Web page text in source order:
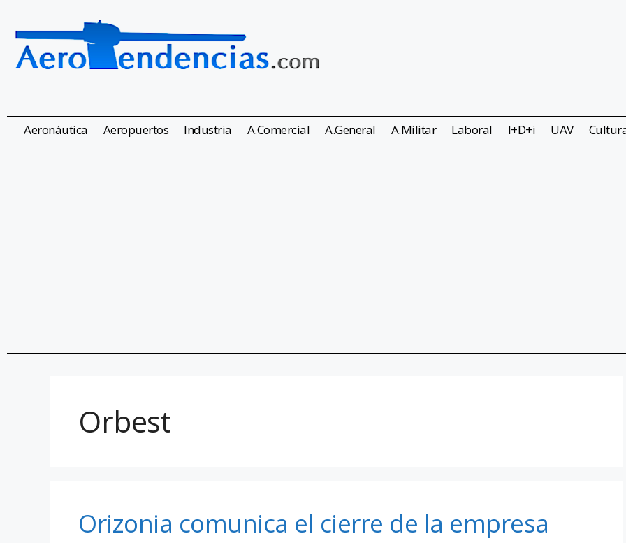
Aeronáutica Aeropuertos Industria A.Comercial A.General A.Militar Laboral I+D+i UAV
Orbest
Orizonia comunica el cierre de la empresa